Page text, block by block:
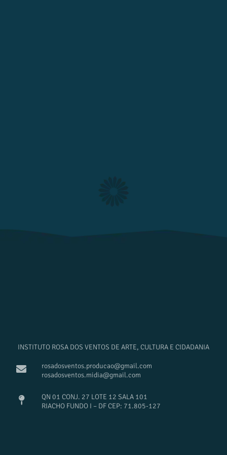
INSTITUTO ROSA DOS VENTOS DE ARTE, CULTURA E CIDADANIA
rosadosventos.producao@gmail.com
rosadosventos.midia@gmail.com
QN 01 CONJ. 27 LOTE 12 SALA 101
RIACHO FUNDO I – DF CEP: 71.805-127